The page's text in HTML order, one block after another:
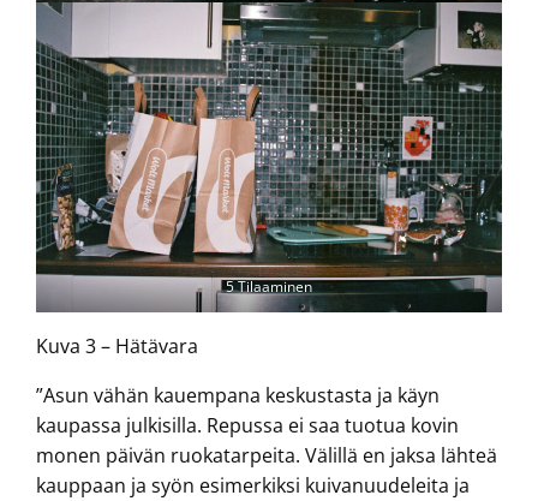
5 Tilaaminen
Kuva 3 – Hätävara
”Asun vähän kauempana keskustasta ja käyn
kaupassa julkisilla. Repussa ei saa tuotua kovin
monen päivän ruokatarpeita. Välillä en jaksa lähteä
kauppaan ja syön esimerkiksi kuivanuudeleita ja